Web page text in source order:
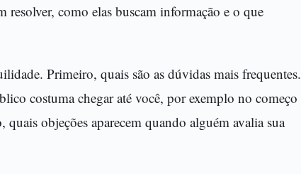
resolver, como elas buscam informação e o que
Primeiro, quais são as dúvidas mais frequentes.
costuma chegar até você, por exemplo no começo
objeções aparecem quando alguém avalia sua